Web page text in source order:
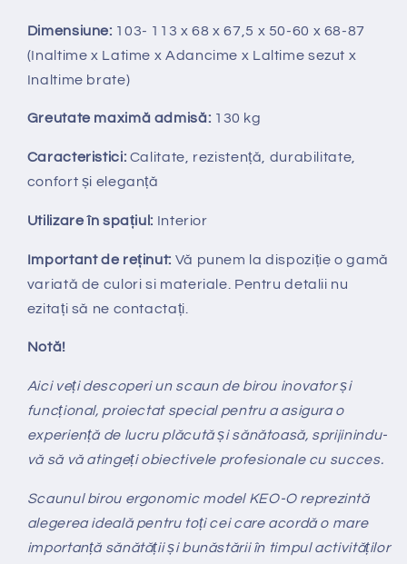
Dimensiune: 103- 113 x 68 x 67,5 x 50-60 x 68-87
(Inaltime x Latime x Adancime x Laltime sezut x
Inaltime brate)
Greutate maximă admisă: 130 kg
Caracteristici: Calitate, rezistență, durabilitate,
confort și eleganță
Utilizare în spațiul: Interior
Important de reținut: Vă punem la dispozițieo gamă
variată de culori si materiale. Pentru detalii nu
ezitați să ne contactați.
Notă!
Aici veți descoperi un scaun de birou inovator și
funcțional, proiectat special pentru a asigura o
experiență de lucru plăcută și sănătoasă, sprijinindu-
vă să vă atingeți obiectivele profesionale cu succes.
Scaunul birou ergonomic model KEO-O reprezintă
alegerea ideală pentru toți cei care acordă o mare
importanță sănătății și bunăstării în timpul activităților